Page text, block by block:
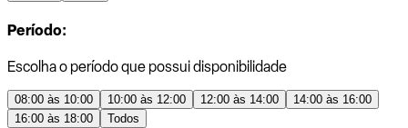
Período:
Escolha o período que possui disponibilidade
08:00 às 10:00 10:00 às 12:00 12:00 às 14:00
14:00 às 16:00
16:00 às 18:00
Todos